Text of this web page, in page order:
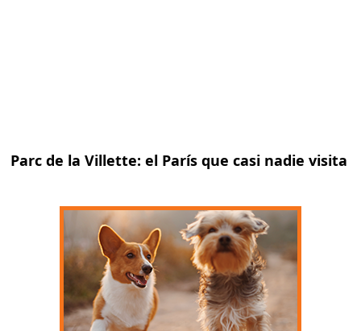
Parc de la Villette: el París que casi nadie visita